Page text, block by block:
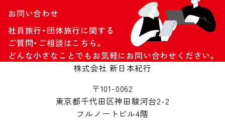
お問い合わせ
社員旅行・団体旅行に関する
ご質問・ご相談はこちら。
どんな小さなことでもお気軽にお問い合わせください。
株式会社 新日本紀行
〒101-0062
東京都千代田区神田駿河台2-2
フルノートビル4階